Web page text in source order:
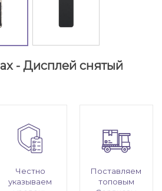
- Дисплей снятый
Честно
указываем
Поставляем
топовым